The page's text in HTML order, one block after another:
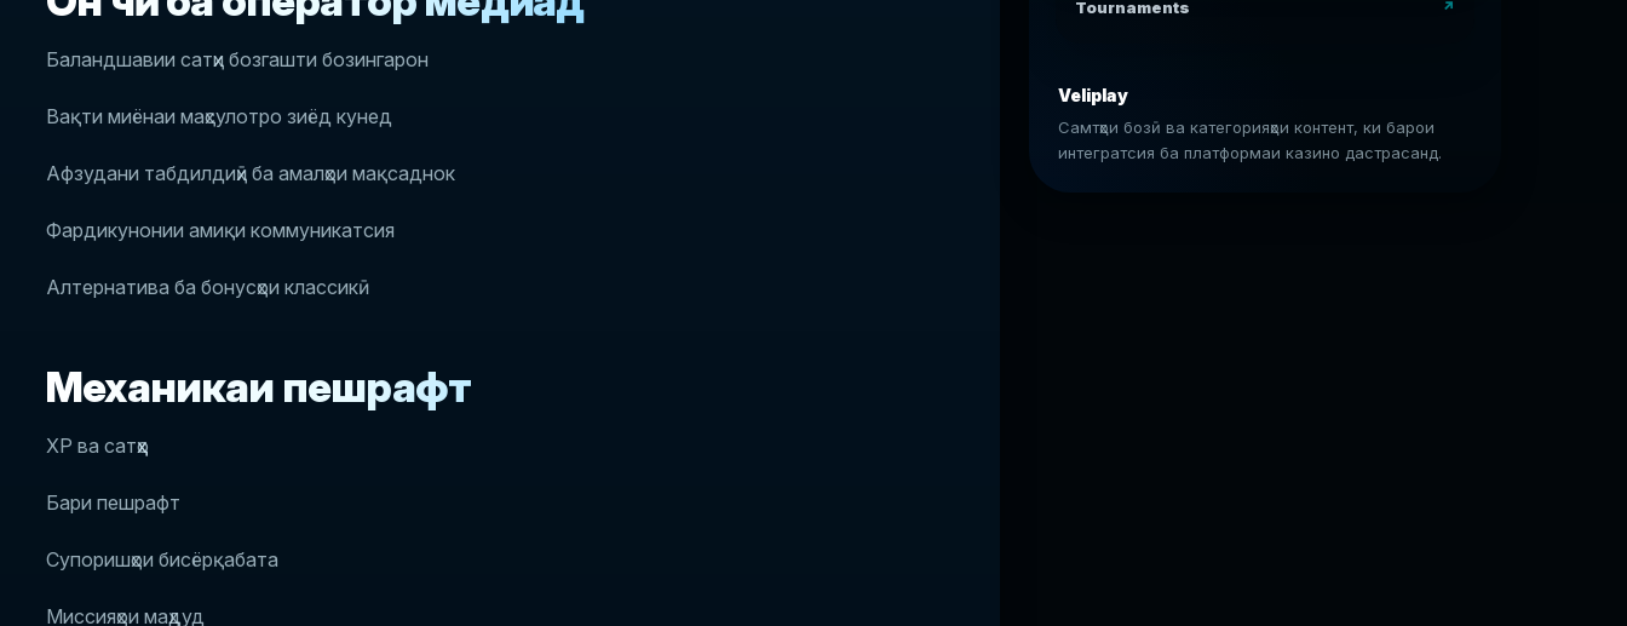
Баландшавии сатҳи бозгашти бозингарон
Вақти миёнаи маҳсулотро зиёд кунед
Афзудани табдилдиҳӣ ба амалҳои мақсаднок
Фардикунонии амиқи коммуникатсия
Алтернатива ба бонусҳои классикӣ
Механикаи пешрафт
XP ва сатҳҳо
Бари пешрафт
Супоришҳои бисёрқабата
Миссияҳои маҳдуд
Tournaments
Veliplay
Самтҳои бозӣ ва категорияҳои контент, ки барои
интегратсия ба платформаи казино дастрасанд.